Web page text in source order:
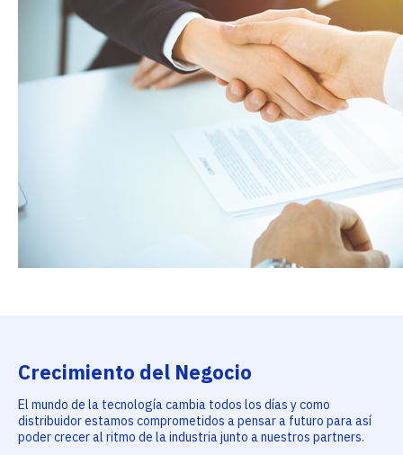
Crecimiento del Negocio
El mundo de la tecnología cambia todos los días y como
distribuidor estamos comprometidos a pensar a futuro para así
poder crecer al ritmo de la industria junto a nuestros partners.